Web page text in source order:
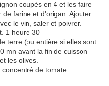
coupés en 4 et les faire
farine et d'origan. Ajouter
le vin, saler et poivrer.
1 heure 30
terre (ou entière si elles sont
mn avant la fin de cuisson
les olives.
de tomate.